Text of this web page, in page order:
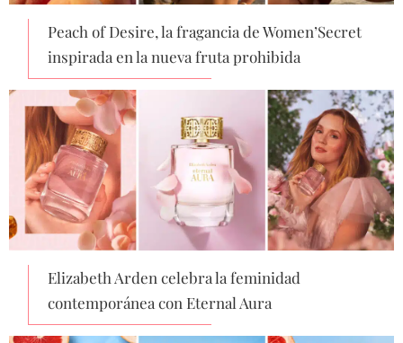
Peach of Desire, la fragancia de Women’Secret
inspirada en la nueva fruta prohibida
Elizabeth Arden celebra la feminidad
contemporánea con Eternal Aura